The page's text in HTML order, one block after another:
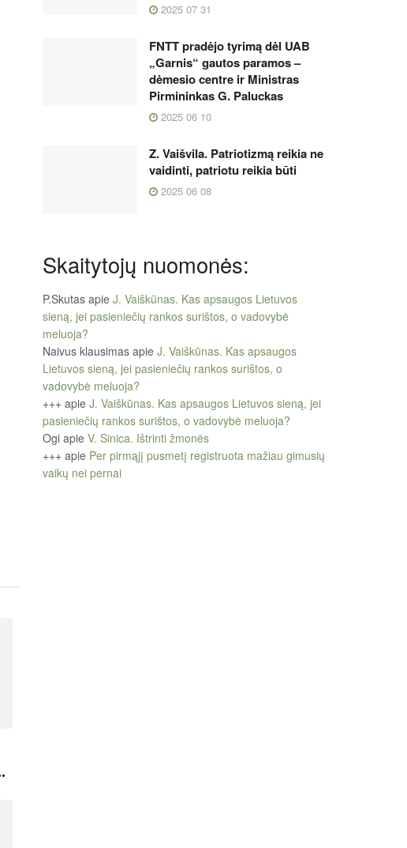
2025 07 31
FNTT pradėjo tyrimą dėl UAB
„Garnis“ gautos paramos –
dėmesio centre ir Ministras
Pirmininkas G. Paluckas
2025 06 10
Z. Vaišvila. Patriotizmą reikia ne
vaidinti, patriotu reikia būti
2025 06 08
Skaitytojų nuomonės:
P.Skutas apie J. Vaiškūnas. Kas apsaugos Lietuvos
sieną, jei pasieniečių rankos surištos, o vadovybė
meluoja?
Naivus klausimas apie J. Vaiškūnas. Kas apsaugos
Lietuvos sieną, jei pasieniečių rankos surištos, o
vadovybė meluoja?
+++ apie J. Vaiškūnas. Kas apsaugos Lietuvos sieną, jei
pasieniečių rankos surištos, o vadovybė meluoja?
Ogi apie V. Sinica. Ištrinti žmonės
+++ apie Per pirmąjį pusmetį registruota mažiau gimusių
vaikų nei pernai